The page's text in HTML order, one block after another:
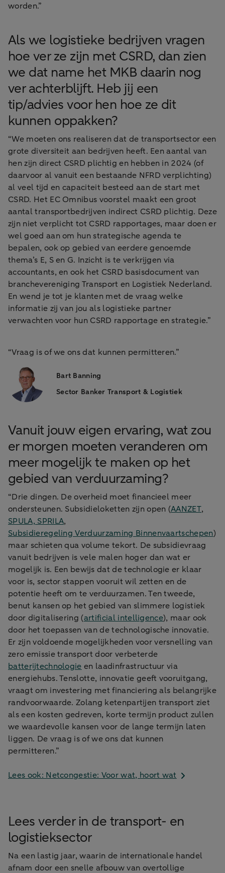
worden.”
Als we logistieke bedrijven vragen
hoe ver ze zijn met CSRD, dan zien
we dat name het MKB daarin nog
ver achterblijft. Heb jij een
tip/advies voor hen hoe ze dit
kunnen oppakken?
“We moeten ons realiseren dat de transportsector een
grote diversiteit aan bedrijven heeft. Een aantal van
hen zijn direct CSRD plichtig en hebben in 2024 (of
daarvoor al vanuit een bestaande NFRD verplichting)
al veel tijd en capaciteit besteed aan de start met
CSRD. Het EC Omnibus voorstel maakt een groot
aantal transportbedrijven indirect CSRD plichtig. Deze
zijn niet verplicht tot CSRD rapportages, maar doen er
wel goed aan om hun strategische agenda te
bepalen, ook op gebied van eerdere genoemde
thema’s E, S en G. Inzicht is te verkrijgen via
accountants, en ook het CSRD basisdocument van
branchevereniging Transport en Logistiek Nederland.
En wend je tot je klanten met de vraag welke
informatie zij van jou als logistieke partner
verwachten voor hun CSRD rapportage en strategie.”
“Vraag is of we ons dat kunnen permitteren.”
Bart Banning
Sector Banker Transport & Logistiek
Vanuit jouw eigen ervaring, wat zou
er morgen moeten veranderen om
meer mogelijk te maken op het
gebied van verduurzaming?
“Drie dingen. De overheid moet financieel meer
ondersteunen. Subsidieloketten zijn open (AANZET,
SPULA, SPRILA,
Subsidieregeling Verduurzaming Binnenvaartschepen)
maar schieten qua volume tekort. De subsidievraag
vanuit bedrijven is vele malen hoger dan wat er
mogelijk is. Een bewijs dat de technologie er klaar
voor is, sector stappen vooruit wil zetten en de
potentie heeft om te verduurzamen. Ten tweede,
benut kansen op het gebied van slimmere logistiek
door digitalisering (artificial intelligence), maar ook
door het toepassen van de technologische innovatie.
Er zijn voldoende mogelijkheden voor versnelling van
zero emissie transport door verbeterde
batterijtechnologie en laadinfrastructuur via
energiehubs. Tenslotte, innovatie geeft vooruitgang,
vraagt om investering met financiering als belangrijke
randvoorwaarde. Zolang ketenpartijen transport ziet
als een kosten gedreven, korte termijn product zullen
we waardevolle kansen voor de lange termijn laten
liggen. De vraag is of we ons dat kunnen
permitteren.”
Lees ook: Netcongestie: Voor wat, hoort wat
Lees verder in de transport- en
logistieksector
Na een lastig jaar, waarin de internationale handel
afnam door een snelle afbouw van overtollige